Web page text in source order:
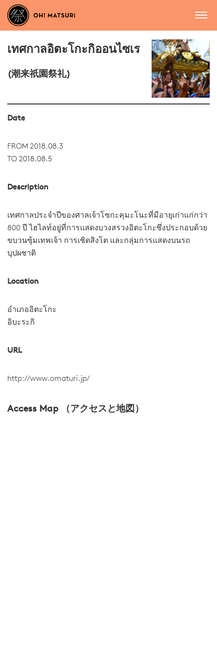
เทศกาลอิตะโกะกิออนไซเร
(潮来祇園祭礼)
Date
FROM 2018.08.3
TO 2018.08.5
Description
เทศกาลประจำปีของศาลเจ้าโซกะคุมะโนะที่มีอายุเก่าแก่กว่า
800 ปี ไฮไลท์อยู่ที่การแสดงบวงสรวงอิตะโกะซึ่งประกอบด้วย
ขบวนซุ้มเทพเจ้า การเชิดสิงโต และกลุ่มการแสดงบนรถ
บุปผชาติ
Location
อำเภออิตะโกะ
อิบะระกิ
URL
http://www.omaturi.jp/
Access Map （アクセスと地図）